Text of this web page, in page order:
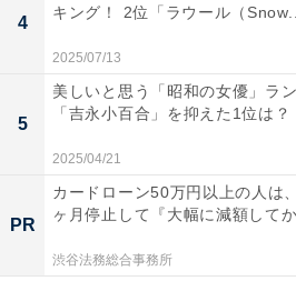
4
キング！ 2位「ラウール（Snow...
2025/07/13
5
美しいと思う「昭和の女優」ラ
「吉永小百合」を抑えた1位は？
2025/04/21
PR
カードローン50万円以上の人は
ヶ月停止して『大幅に減額して
渋谷法務総合事務所